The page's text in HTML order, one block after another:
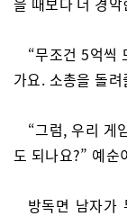
“무조건 5억씩
가요. 소총을 돌
“그럼, 우리 게
도 되나요?” 예순
방독면 남자가